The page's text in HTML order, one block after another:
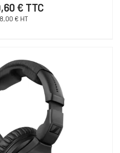
€ TTC
€ HT